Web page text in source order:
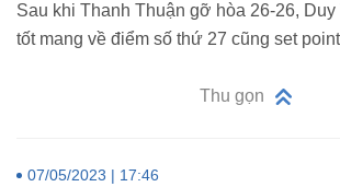
Sau khi Thanh Thuận gỡ hòa 26-26, Duy
tốt mang về điểm số thứ 27 cũng set
Thu gọn
07/05/2023 | 17:46